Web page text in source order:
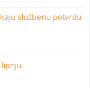
službenu potvrdu
lipnju